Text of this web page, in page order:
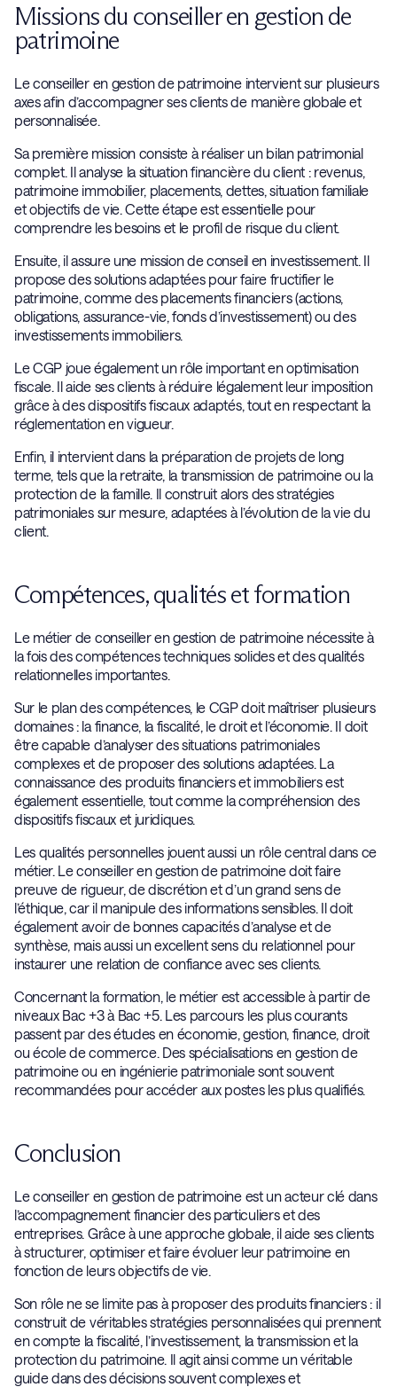
Missions du conseiller en gestion de
patrimoine
Le conseiller en gestion de patrimoine intervient sur plusieurs
axes afin d’accompagner ses clients de manière globale et
personnalisée.
Sa première mission consiste à réaliser un bilan patrimonial
complet. Il analyse la situation financière du client : revenus,
patrimoine immobilier, placements, dettes, situation familiale
et objectifs de vie. Cette étape est essentielle pour
comprendre les besoins et le profil de risque du client.
Ensuite, il assure une mission de conseil en investissement. Il
propose des solutions adaptées pour faire fructifier le
patrimoine, comme des placements financiers (actions,
obligations, assurance-vie, fonds d’investissement) ou des
investissements immobiliers.
Le CGP joue également un rôle important en optimisation
fiscale. Il aide ses clients à réduire légalement leur imposition
grâce à des dispositifs fiscaux adaptés, tout en respectant la
réglementation en vigueur.
Enfin, il intervient dans la préparation de projets de long
terme, tels que la retraite, la transmission de patrimoine ou la
protection de la famille. Il construit alors des stratégies
patrimoniales sur mesure, adaptées à l’évolution de la vie du
client.
Compétences, qualités et formation
Le métier de conseiller en gestion de patrimoine nécessite à
la fois des compétences techniques solides et des qualités
relationnelles importantes.
Sur le plan des compétences, le CGP doit maîtriser plusieurs
domaines : la finance, la fiscalité, le droit et l’économie. Il doit
être capable d’analyser des situations patrimoniales
complexes et de proposer des solutions adaptées. La
connaissance des produits financiers et immobiliers est
également essentielle, tout comme la compréhension des
dispositifs fiscaux et juridiques.
Les qualités personnelles jouent aussi un rôle central dans ce
métier. Le conseiller en gestion de patrimoine doit faire
preuve de rigueur, de discrétion et d’un grand sens de
l’éthique, car il manipule des informations sensibles. Il doit
également avoir de bonnes capacités d’analyse et de
synthèse, mais aussi un excellent sens du relationnel pour
instaurer une relation de confiance avec ses clients.
Concernant la formation, le métier est accessible à partir de
niveaux Bac +3 à Bac +5. Les parcours les plus courants
passent par des études en économie, gestion, finance, droit
ou école de commerce. Des spécialisations en gestion de
patrimoine ou en ingénierie patrimoniale sont souvent
recommandées pour accéder aux postes les plus qualifiés.
Conclusion
Le conseiller en gestion de patrimoine est un acteur clé dans
l’accompagnement financier des particuliers et des
entreprises. Grâce à une approche globale, il aide ses clients
à structurer, optimiser et faire évoluer leur patrimoine en
fonction de leurs objectifs de vie.
Son rôle ne se limite pas à proposer des produits financiers : il
construit de véritables stratégies personnalisées qui prennent
en compte la fiscalité, l’investissement, la transmission et la
protection du patrimoine. Il agit ainsi comme un véritable
guide dans des décisions souvent complexes et